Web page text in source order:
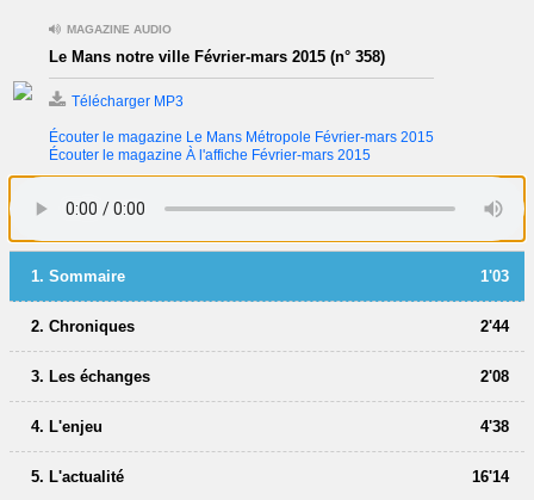
MAGAZINE AUDIO
Le Mans notre ville Février-mars 2015 (n° 358)
Télécharger MP3
Écouter le magazine Le Mans Métropole Février-mars 2015
Écouter le magazine À l'affiche Février-mars 2015
1. Sommaire 1'03
2. Chroniques 2'44
3. Les échanges 2'08
4. L'enjeu 4'38
5. L'actualité 16'14